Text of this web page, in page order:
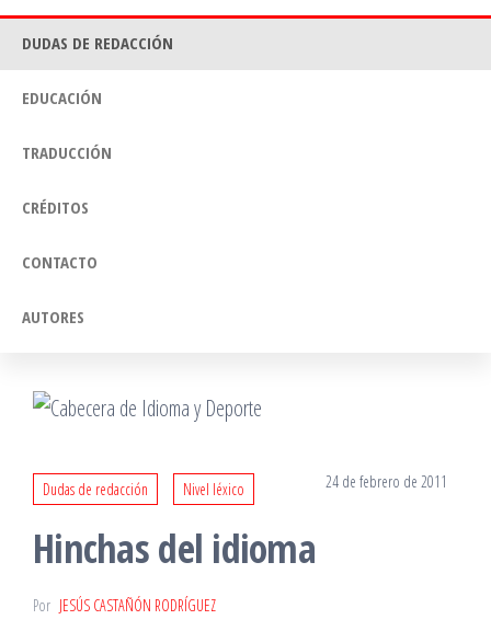
DUDAS DE REDACCIÓN
EDUCACIÓN
TRADUCCIÓN
CRÉDITOS
CONTACTO
AUTORES
Dudas de redacción Nivel léxico 24 de febrero de 2011
Hinchas del idioma
Por JESÚS CASTAÑÓN RODRÍGUEZ